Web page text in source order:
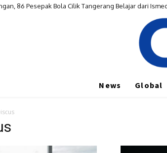
86 Pesepak Bola Cilik Tangerang Belajar dari
News Global